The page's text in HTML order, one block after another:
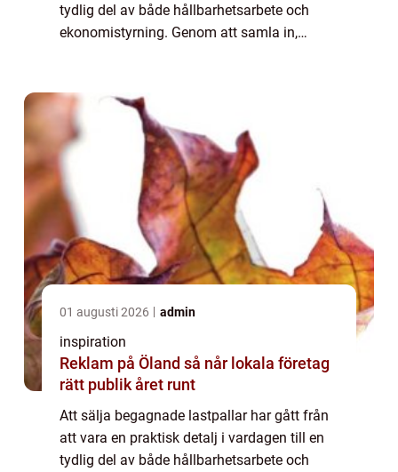
tydlig del av både hållbarhetsarbete och
ekonomistyrning. Genom att samla in,
01 augusti 2026 admin
inspiration
Reklam på Öland så når lokala företag
rätt publik året runt
Att sälja begagnade lastpallar har gått från
att vara en praktisk detalj i vardagen till en
tydlig del av både hållbarhetsarbete och